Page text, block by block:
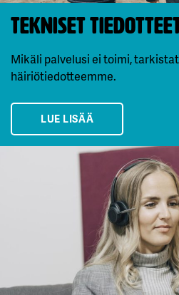
Tekniset
Mikäli palvelusi ei toimi,
häiriötiedotteemme.
LUE LISÄÄ